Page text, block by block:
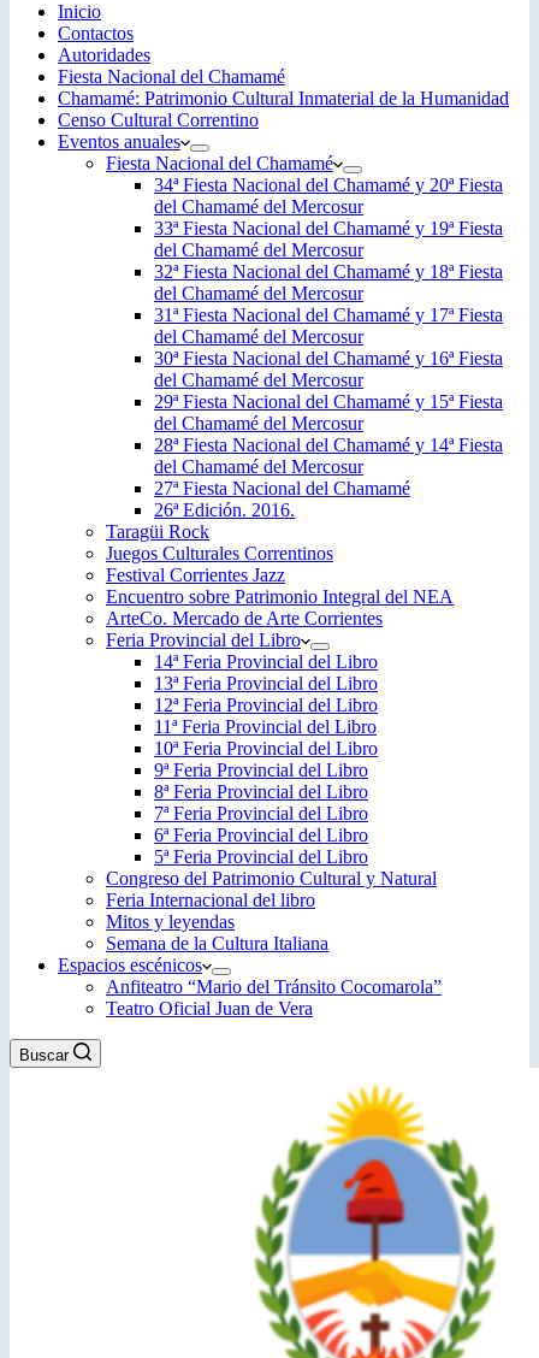
Inicio
Contactos
Autoridades
Fiesta Nacional del Chamamé
Chamamé: Patrimonio Cultural Inmaterial de la Humanidad
Censo Cultural Correntino
Eventos anuales
Fiesta Nacional del Chamamé
34ª Fiesta Nacional del Chamamé y 20ª Fiesta
del Chamamé del Mercosur
33ª Fiesta Nacional del Chamamé y 19ª Fiesta
del Chamamé del Mercosur
32ª Fiesta Nacional del Chamamé y 18ª Fiesta
del Chamamé del Mercosur
31ª Fiesta Nacional del Chamamé y 17ª Fiesta
del Chamamé del Mercosur
30ª Fiesta Nacional del Chamamé y 16ª Fiesta
del Chamamé del Mercosur
29ª Fiesta Nacional del Chamamé y 15ª Fiesta
del Chamamé del Mercosur
28ª Fiesta Nacional del Chamamé y 14ª Fiesta
del Chamamé del Mercosur
27ª Fiesta Nacional del Chamamé
26ª Edición. 2016.
Taragüi Rock
Juegos Culturales Correntinos
Festival Corrientes Jazz
Encuentro sobre Patrimonio Integral del NEA
ArteCo. Mercado de Arte Corrientes
Feria Provincial del Libro
14ª Feria Provincial del Libro
13ª Feria Provincial del Libro
12ª Feria Provincial del Libro
11ª Feria Provincial del Libro
10ª Feria Provincial del Libro
9ª Feria Provincial del Libro
8ª Feria Provincial del Libro
7ª Feria Provincial del Libro
6ª Feria Provincial del Libro
5ª Feria Provincial del Libro
Congreso del Patrimonio Cultural y Natural
Feria Internacional del libro
Mitos y leyendas
Semana de la Cultura Italiana
Espacios escénicos
Anfiteatro “Mario del Tránsito Cocomarola”
Teatro Oficial Juan de Vera
Buscar